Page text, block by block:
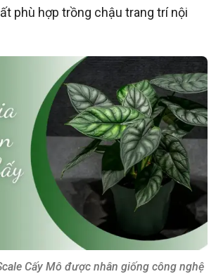
phù hợp trồng chậu trang trí nội
Cấy Mô được nhân giống công nghệ